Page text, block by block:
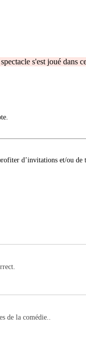
s'est joué dans
d’invitations et/ou de
de la comédie..